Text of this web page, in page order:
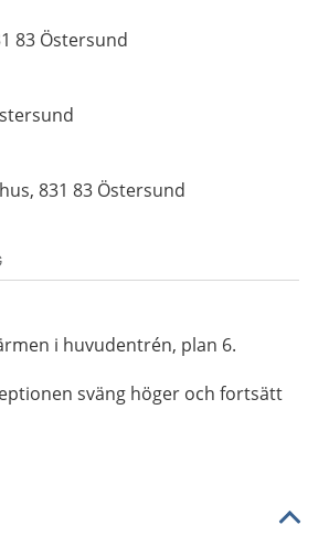
83 Östersund
831 83 Östersund
i huvudentrén, plan 6.
sväng höger och fortsätt